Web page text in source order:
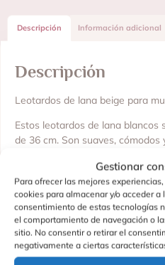
Gestionar
Para ofrecer las mejores
cookies para almacenar y/o acceder
consentimiento de estas tecnologías
el comportamiento de navegación o
sitio. No consentir o retirar el
negativamente a ciertas
Descripción Información adicional
Descripción
Leotardos de lana beige para
Estos leotardos de lana blancos
de 36 cm. Son suaves,
Hechos en España
Nuestros accesorios para
Asivil, S.L. con materiales de
Cada prenda está pensada con
que tus muñecos se vean